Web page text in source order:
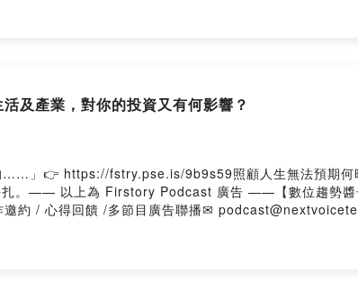
pay.firstory.me/user/
及產業，對你的投資又有何影響？
……」👉 https://fstry.pse.is/9b9s59照顧人生無法預期何
扎。—— 以上為 Firstory Podcast 廣告 ——【數位趨勢醬
約 / 心得回饋 /多節目廣告聯播✉
commentsPowered by Firstory Hosting